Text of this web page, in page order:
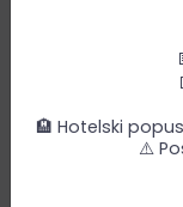
Pariz
Pariz je pun
🏨 Hotelski
⚠️